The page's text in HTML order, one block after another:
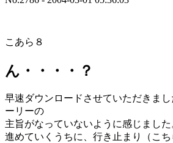
こあら８
ん・・・・？
早速ダウンロードさせていただきま
ーリーの
主旨がなっていないように感じました
進めていくうちに、行き止まり（こ